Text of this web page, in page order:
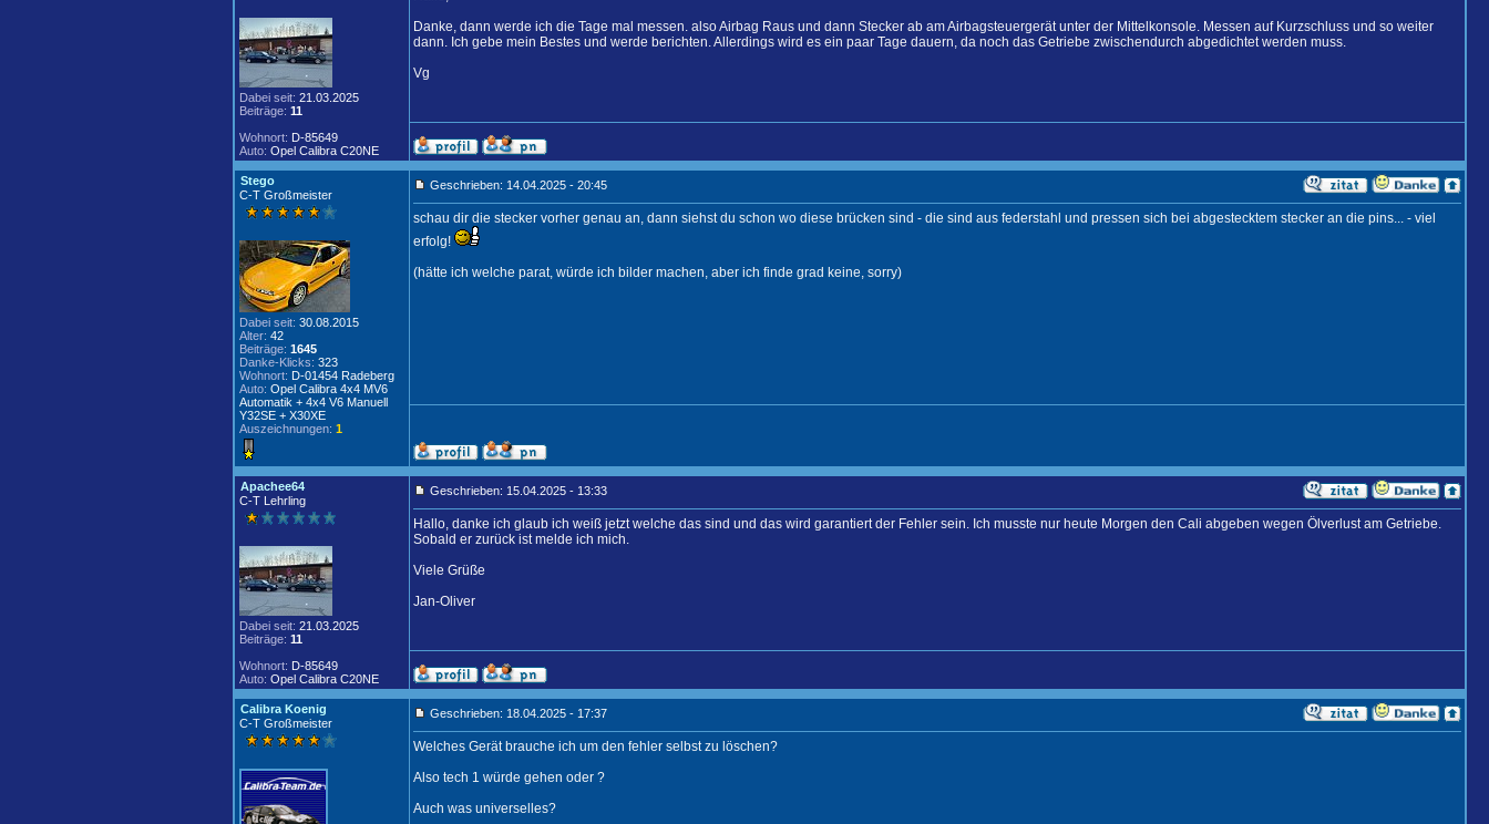
Dabei seit: 21.03.2025
Beiträge: 11
Wohnort: D-85649
Auto: Opel Calibra C20NE
Danke, dann werde ich die Tage mal messen. also Airbag Raus und dann Stecker ab am Airbagsteuergerät unter der Mittelkonsole. Messen auf Kurzschluss und so weiter
dann. Ich gebe mein Bestes und werde berichten. Allerdings wird es ein paar Tage dauern, da noch das Getriebe zwischendurch abgedichtet werden muss.
Vg
Stego
C-T Großmeister
Dabei seit: 30.08.2015
Alter: 42
Beiträge: 1645
Danke-Klicks: 323
Wohnort: D-01454 Radeberg
Auto: Opel Calibra 4x4 MV6
Automatik + 4x4 V6 Manuell
Y32SE + X30XE
Auszeichnungen: 1
Geschrieben: 14.04.2025 - 20:45
schau dir die stecker vorher genau an, dann siehst du schon wo diese brücken sind - die sind aus federstahl und pressen sich bei abgestecktem stecker an die pins... - viel
erfolg!
(hätte ich welche parat, würde ich bilder machen, aber ich finde grad keine, sorry)
Apachee64
C-T Lehrling
Dabei seit: 21.03.2025
Beiträge: 11
Wohnort: D-85649
Auto: Opel Calibra C20NE
Geschrieben: 15.04.2025 - 13:33
Hallo, danke ich glaub ich weiß jetzt welche das sind und das wird garantiert der Fehler sein. Ich musste nur heute Morgen den Cali abgeben wegen Ölverlust am Getriebe.
Sobald er zurück ist melde ich mich.
Viele Grüße
Jan-Oliver
Calibra Koenig
C-T Großmeister
Geschrieben: 18.04.2025 - 17:37
Welches Gerät brauche ich um den fehler selbst zu löschen?
Also tech 1 würde gehen oder ?
Auch was universelles?